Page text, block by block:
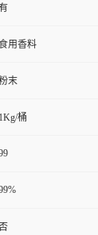
用香料
末
1Kg/桶